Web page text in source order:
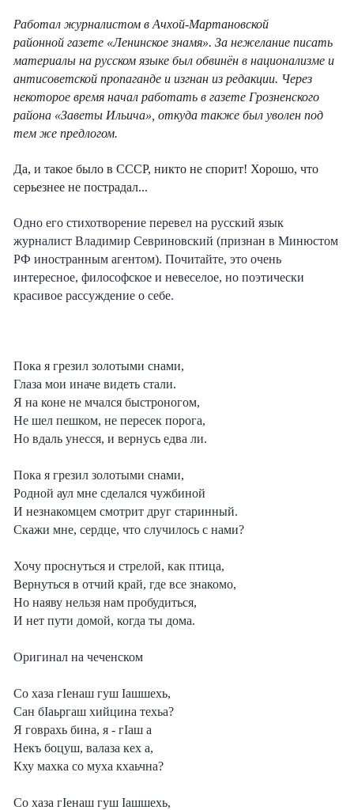
Работал журналистом в Ачхой-Мартановской
районной газете «Ленинское знамя». За нежелание писать
материалы на русском языке был обвинён в национализме и
антисоветской пропаганде и изгнан из редакции. Через
некоторое время начал работать в газете Грозненского
района «Заветы Ильича», откуда также был уволен под
тем же предлогом.
Да, и такое было в СССР, никто не спорит! Хорошо, что
серьезнее не пострадал...
Одно его стихотворение перевел на русский язык
журналист Владимир Севриновский (признан в Минюстом
РФ иностранным агентом). Почитайте, это очень
интересное, философское и невеселое, но поэтически
красивое рассуждение о себе.
Пока я грезил золотыми снами,
Глаза мои иначе видеть стали.
Я на коне не мчался быстроногом,
Не шел пешком, не пересек порога,
Но вдаль унесся, и вернусь едва ли.
Пока я грезил золотыми снами,
Родной аул мне сделался чужбиной
И незнакомцем смотрит друг старинный.
Скажи мне, сердце, что случилось с нами?
Хочу проснуться и стрелой, как птица,
Вернуться в отчий край, где все знакомо,
Но наяву нельзя нам пробудиться,
И нет пути домой, когда ты дома.
Оригинал на чеченском
Со хаза гIенаш гуш Iашшехь,
Сан бIаьргаш хийцина техьа?
Я говрахь бина, я - гIаш а
Некъ боцуш, валаза кех а,
Кху махка со муха кхаьчна?
Со хаза гIенаш гуш Iашшехь,